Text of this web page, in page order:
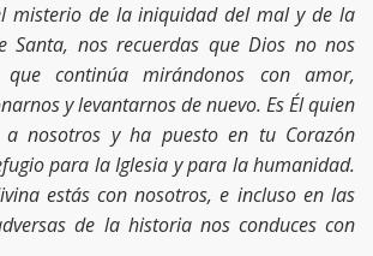
misterio de la iniquidad del mal y de la
Santa, nos recuerdas que Dios no nos
que continúa mirándonos con amor,
y levantarnos de nuevo. Es Él quien
nosotros y ha puesto en tu Corazón
para la Iglesia y para la humanidad.
estás con nosotros, e incluso en las
de la historia nos conduces con